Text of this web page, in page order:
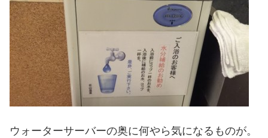
ウォーターサーバーの奥に何やら気になるものが。